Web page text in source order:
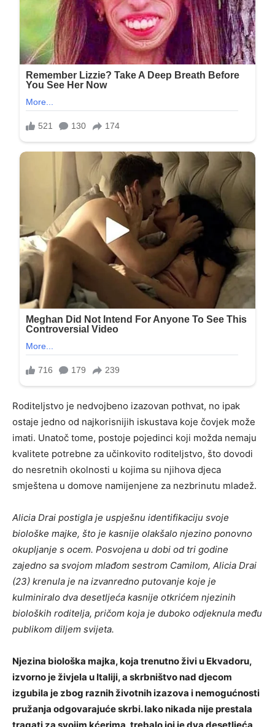
Roditeljstvo je nedvojbeno izazovan pothvat, no ipak
ostaje jedno od najkorisnijih iskustava koje čovjek može
imati. Unatoč tome, postoje pojedinci koji možda nemaju
kvalitete potrebne za učinkovito roditeljstvo, što dovodi
do nesretnih okolnosti u kojima su njihova djeca
smještena u domove namijenjene za nezbrinutu mladež.
Alicia Drai postigla je uspješnu identifikaciju svoje
biološke majke, što je kasnije olakšalo njezino ponovno
okupljanje s ocem. Posvojena u dobi od tri godine
zajedno sa svojom mlađom sestrom Camilom, Alicia Drai
(23) krenula je na izvanredno putovanje koje je
kulminiralo dva desetljeća kasnije otkrićem njezinih
bioloških roditelja, pričom koja je duboko odjeknula među
publikom diljem svijeta.
Njezina biološka majka, koja trenutno živi u Ekvadoru,
izvorno je živjela u Italiji, a skrbništvo nad djecom
izgubila je zbog raznih životnih izazova i nemogućnosti
pružanja odgovarajuće skrbi. Iako nikada nije prestala